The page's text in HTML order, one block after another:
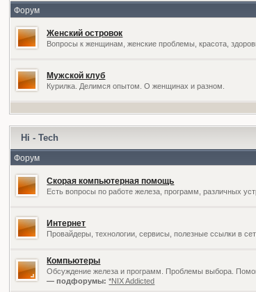
Форум
Женский островок
Вопросы к женщинам, женские проблемы, красота,
Мужской клуб
Курилка. Делимся опытом. О женщинах и разном.
Hi - Tech
Форум
Скорая компьютерная помощь
Есть вопросы по работе железа, программ, различных
Интернет
Провайдеры, технологии, сервисы, полезные ссылки в
Компьютеры
Обсуждение железа и программ. Проблемы выбора.
— подфорумы: *NIX Addicted